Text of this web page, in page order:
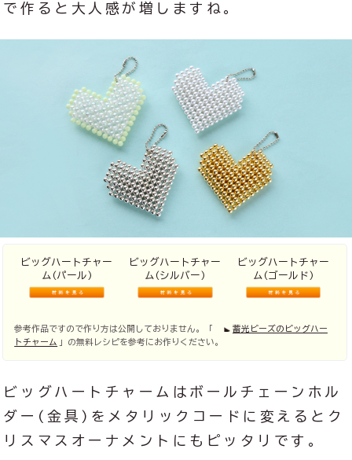
で作ると大人感が増しますね。
ビッグハートチャー
ム(パール)
ビッグハートチャー
ム(シルバー)
ビッグハートチャー
ム(ゴールド)
参考作品ですので作り方は公開しておりません。「
蓄光ビーズのビッグハー
トチャーム
」の無料レシピを参考にお作りください。
ビッグハートチャームはボールチェーンホル
ダー(金具)をメタリックコードに変えるとク
リスマスオーナメントにもピッタリです。